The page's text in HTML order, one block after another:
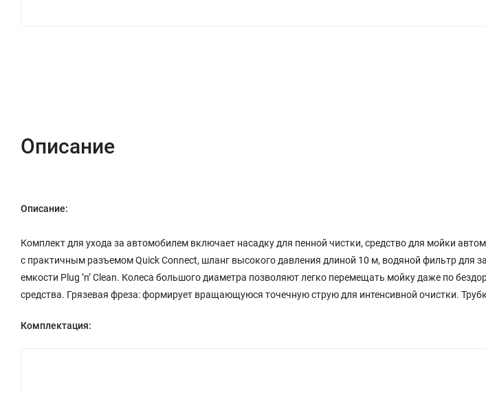
Описание
Описание:
Комплект для ухода за автомобилем включает насадку для пенной чистки, средство для мойки
с практичным разъемом Quick Connect, шланг высокого давления длиной 10 м, водяной фильтр для
емкости Plug ’n’ Clean. Колеса большого диаметра позволяют легко перемещать мойку даже по
средства. Грязевая фреза: формирует вращающуюся точечную струю для интенсивной очистки.
Комплектация: